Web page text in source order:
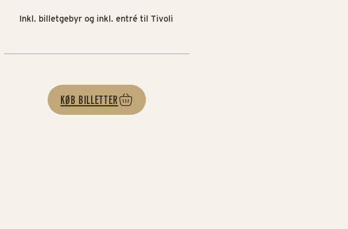
Inkl. billetgebyr og inkl. entré til Tivoli
KØB BILLETTER